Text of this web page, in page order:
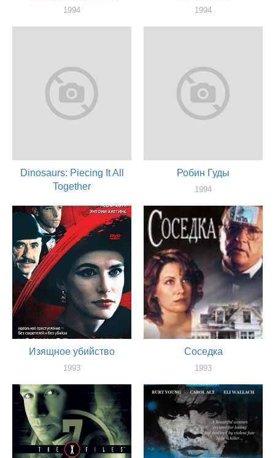
1994
1994
Dinosaurs: Piecing It All
Together
актер
Робин Гуды
1994
Изящное убийство
1993
Соседка
1993